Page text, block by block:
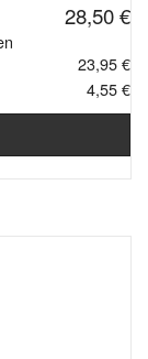
28,50 €
23,95 €
4,55 €